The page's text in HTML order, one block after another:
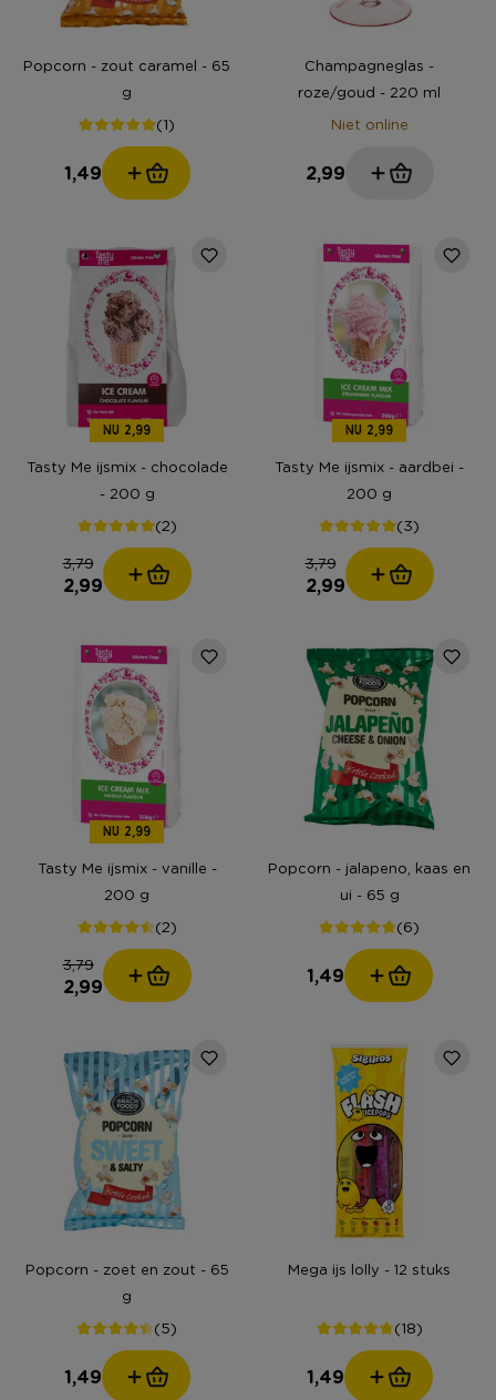
Popcorn - zout caramel - 65
g
(1)
1,49
Champagneglas -
roze/goud - 220 ml
Niet online
2,99
NU 2,99
Tasty Me ijsmix - chocolade
- 200 g
(2)
3,79
2,99
NU 2,99
Tasty Me ijsmix - aardbei -
200 g
(3)
3,79
2,99
NU 2,99
Tasty Me ijsmix - vanille -
200 g
(2)
3,79
2,99
Popcorn - jalapeno, kaas en
ui - 65 g
(6)
1,49
Popcorn - zoet en zout - 65
g
(5)
1,49
Mega ijs lolly - 12 stuks
(18)
1,49